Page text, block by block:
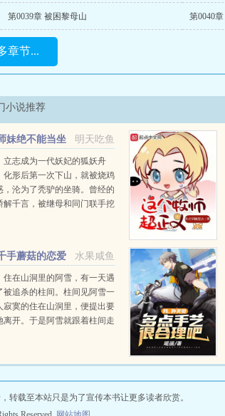
第0039章 被困黎母山 第0040
章节...
小说推荐
明天吃鱼
妹绝不能当坐
立志成为一代妖妃的狐妖舟
化形后第一次下山，就被烧鸡
，沦为了秃驴的坐骑。曾经的
解千言，被继母和同门联手挖
一妖一魔都发誓要弄死这秃
水果咸鱼
手蘑菇的恋爱
住在山洞里的阿雪，有一天遇
被追杀的柱间。柱间见阿雪一
寂寞的住在山洞里，便提出要
离开。于是阿雪就跟着柱间走
还给她买了好多漂亮的衣服和
转载至本站只是为了宣传本书让更多读者欣赏。